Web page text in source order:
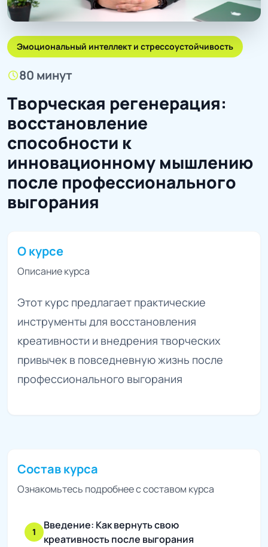
Эмоциональный интеллект и стрессоустойчивость
schedule80 минут
Творческая регенерация:
восстановление
способности к
инновационному мышлению
после профессионального
выгорания
О курсе
Описание курса
Этот курс предлагает практические
инструменты для восстановления
креативности и внедрения творческих
привычек в повседневную жизнь после
профессионального выгорания
Состав курса
Ознакомьтесь подробнее с составом курса
1
Введение: Как вернуть свою
креативность после выгорания